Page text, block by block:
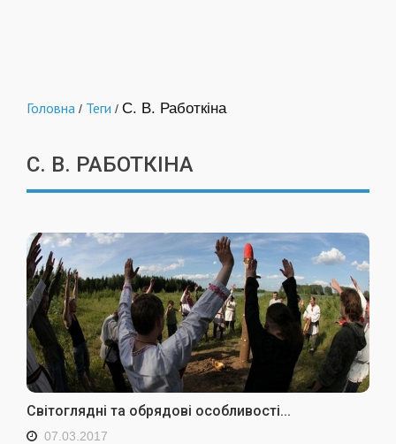
Головна / Теги / С. В. Работкіна
С. В. РАБОТКІНА
Світоглядні та обрядові особливості...
07.03.2017